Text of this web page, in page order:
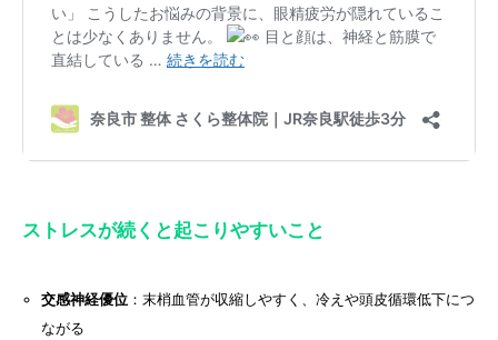
ストレスが続くと起こりやすいこと
交感神経優位：末梢血管が収縮しやすく、冷えや頭皮循環低下につ
ながる